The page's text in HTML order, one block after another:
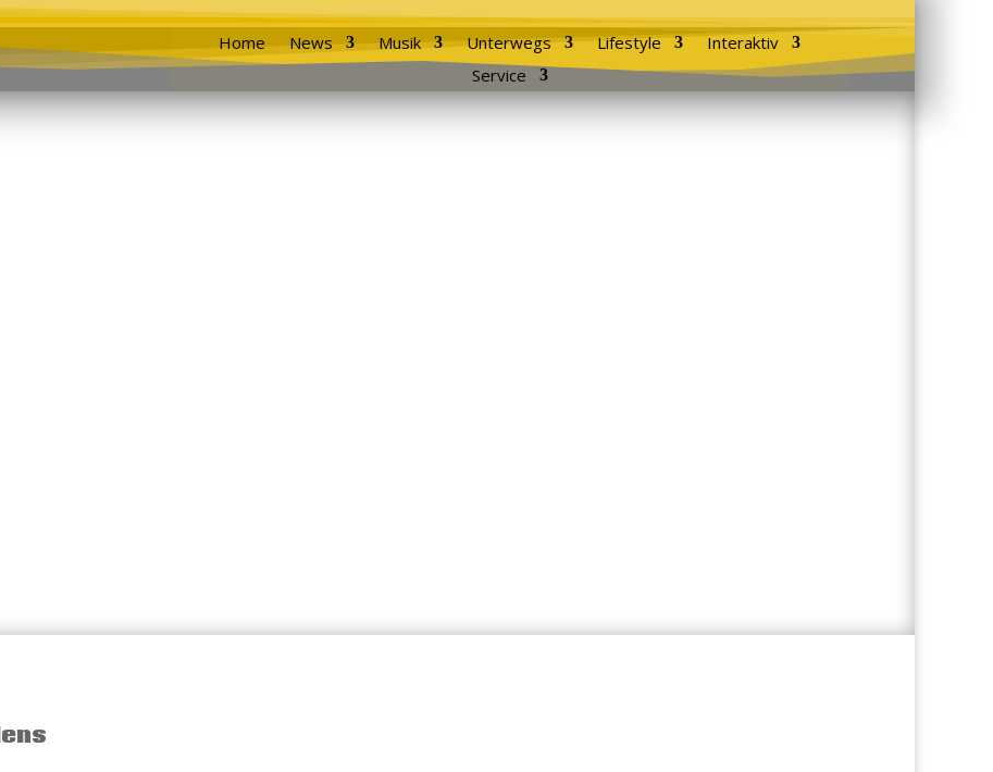
Home News Musik Unterwegs Lifestyle
Interaktiv
Service